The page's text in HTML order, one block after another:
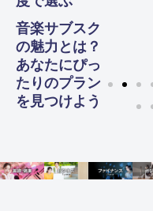
音楽サブスク
の魅力とは？
あなたにぴっ
たりのプラン
を見つけよう